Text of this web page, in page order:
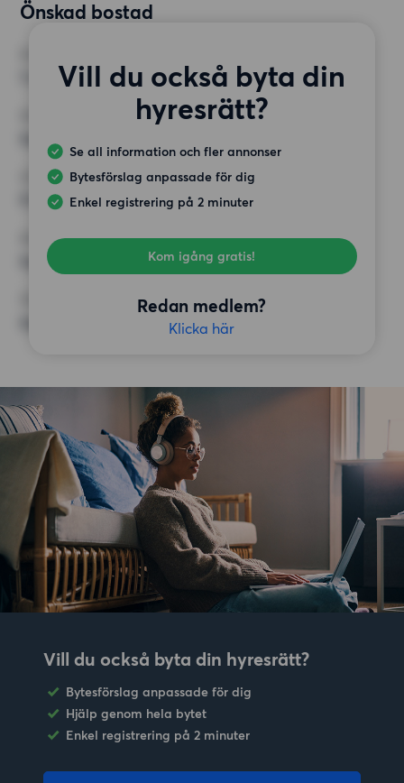
Önskad bostad
Vill du också byta din
hyresrätt?
Se all information och fler annonser
Bytesförslag anpassade för dig
Enkel registrering på 2 minuter
Kom igång gratis!
Redan medlem?
Klicka här
MINST ANTAL KVADRATMETER
HÖGSTA HYRA
9 500 kr
Inga speciella krav
ÖVRIGA PREFERENSER
Inga speciella preferenser
Vill du också byta din hyresrätt?
Bytesförslag anpassade för dig
Hjälp genom hela bytet
Enkel registrering på 2 minuter